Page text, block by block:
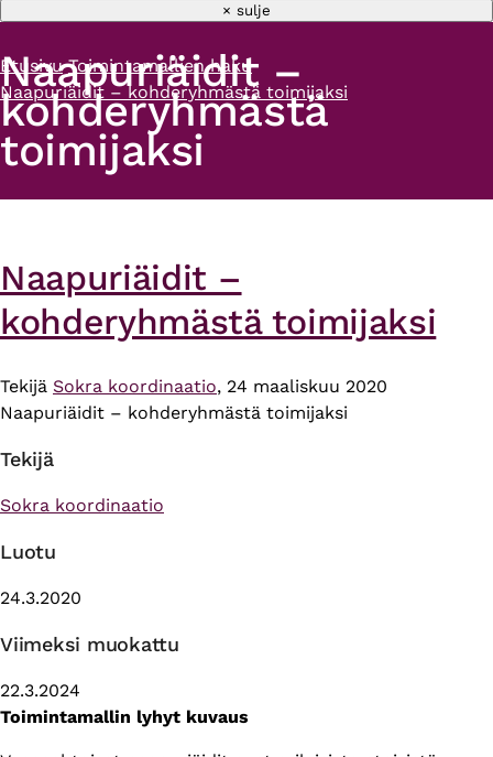
× sulje
Murupolku
Etusivu Toimintamallien haku
Naapuriäidit – kohderyhmästä toimijaksi
Naapuriäidit –
kohderyhmästä
toimijaksi
Naapuriäidit –
kohderyhmästä toimijaksi
Tekijä Sokra koordinaatio, 24 maaliskuu 2020
Naapuriäidit – kohderyhmästä toimijaksi
Tekijä
Sokra koordinaatio
Luotu
24.3.2020
Viimeksi muokattu
22.3.2024
Toimintamallin lyhyt kuvaus